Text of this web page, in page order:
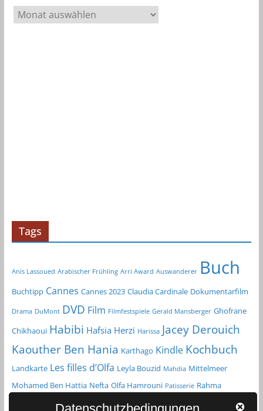
r
Tags
Anis Lassoued Arabischer Frühling Arri Award Auswanderer Buch
Buchtipp Cannes Cannes 2023 Claudia Cardinale Dokumentarfilm
Drama DuMont DVD Film Filmfestspiele Gerald Mansberger Ghofrane
Chikhaoui Habibi Hafsia Herzi Harissa Jacey Derouich
Kaouther Ben Hania Karthago Kindle Kochbuch
Landkarte Les filles d’Olfa Leyla Bouzid Mahdia Mittelmeer
Mohamed Ben Hattia Nefta Olfa Hamrouni Patisserie Rahma
Reiseführer Roman Sfax Spielfilm